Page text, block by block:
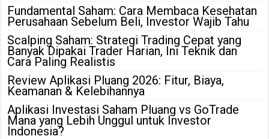
Fundamental Saham: Cara Membaca Kesehatan
Perusahaan Sebelum Beli, Investor Wajib Tahu
Scalping Saham: Strategi Trading Cepat yang
Banyak Dipakai Trader Harian, Ini Teknik dan
Cara Paling Realistis
Review Aplikasi Pluang 2026: Fitur, Biaya,
Keamanan & Kelebihannya
Aplikasi Investasi Saham Pluang vs GoTrade
Mana yang Lebih Unggul untuk Investor
Indonesia?